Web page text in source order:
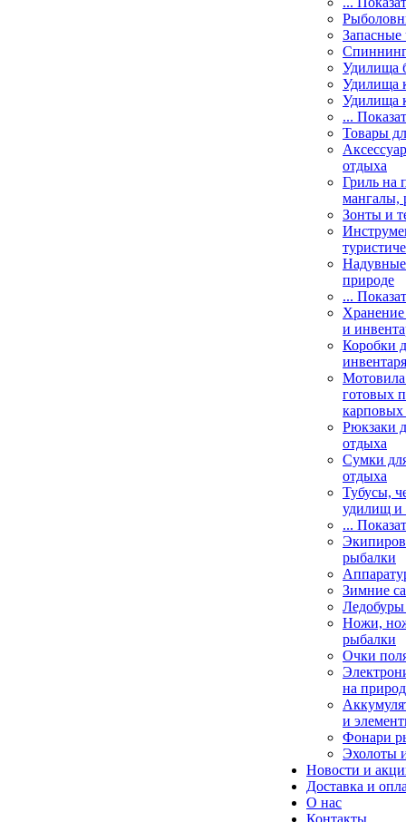
Запасные
Удилища
Удилища
Удилища
...
Товары
отдыха
Гриль на
мангалы,
Зонты и
природе
...
Хранение
и
Коробки
готовых
карповых
Рюкзаки
отдыха
Сумки
отдыха
Тубусы,
удилищ и
...
рыбалки
Зимние
Ножи,
рыбалки
Очки
на
и
Фонари
Эхолоты
Новости и
Доставка и
О нас
Контакты